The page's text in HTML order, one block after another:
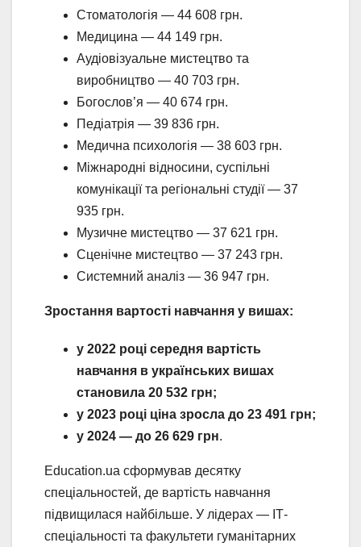
Стоматологія — 44 608 грн.
Медицина — 44 149 грн.
Аудіовізуальне мистецтво та
виробництво — 40 703 грн.
Богослов’я — 40 674 грн.
Педіатрія — 39 836 грн.
Медична психологія — 38 603 грн.
Міжнародні відносини, суспільні
комунікації та регіональні студії — 37
935 грн.
Музичне мистецтво — 37 621 грн.
Сценічне мистецтво — 37 243 грн.
Системний аналіз — 36 947 грн.
Зростання вартості навчання у вишах:
у 2022 році середня вартість
навчання в українських вишах
становила 20 532 грн;
у 2023 році ціна зросла до 23 491 грн;
у 2024 — до 26 629 грн.
Education.ua сформував десятку
спеціальностей, де вартість навчання
підвищилася найбільше. У лідерах — ІТ-
спеціальності та факультети гуманітарних